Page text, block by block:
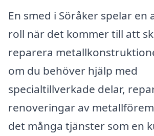
En smed i Söråker spelar en
roll när det kommer till att
reparera
om du behöver hjälp med
specialtillverkade delar,
renoveringar av
det många tjänster som en